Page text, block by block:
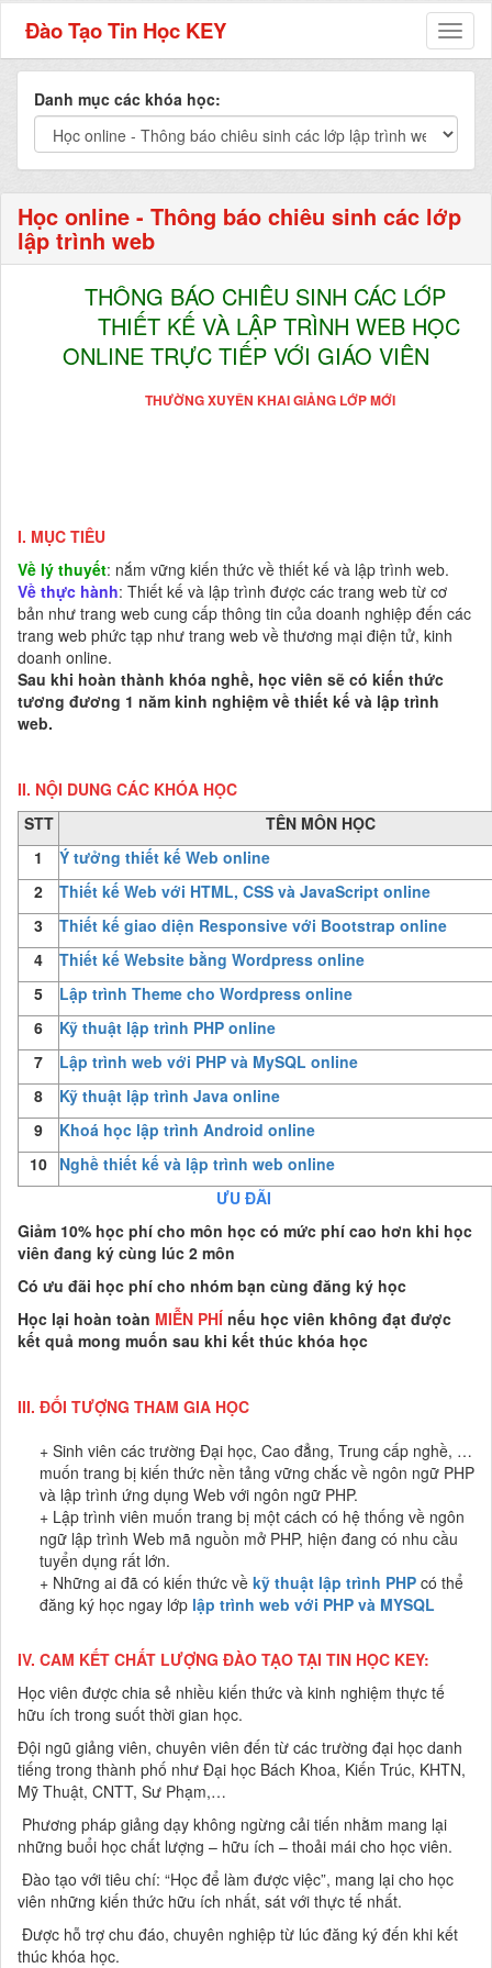
Đào Tạo Tin Học KEY
Danh mục các khóa học:
Học online - Thông báo chiêu sinh các lớp
lập trình web
THÔNG BÁO CHIÊU SINH CÁC LỚP
THIẾT KẾ VÀ LẬP TRÌNH WEB HỌC
ONLINE TRỰC TIẾP VỚI GIÁO VIÊN
THƯỜNG XUYÊN KHAI GIẢNG LỚP MỚI
I. MỤC TIÊU
Về lý thuyết: nắm vững kiến thức về thiết kế và lập trình web.
Về thực hành: Thiết kế và lập trình được các trang web từ cơ
bản như trang web cung cấp thông tin của doanh nghiệp đến các
trang web phức tạp như trang web về thương mại điện tử, kinh
doanh online.
Sau khi hoàn thành khóa nghề, học viên sẽ có kiến thức
tương đương 1 năm kinh nghiệm về thiết kế và lập trình
web.
II. NỘI DUNG CÁC KHÓA HỌC
STT
TÊN MÔN HỌC
1
Ý tưởng thiết kế Web online
2
Thiết kế Web với HTML, CSS và JavaScript online
3
Thiết kế giao diện Responsive với Bootstrap online
4
Thiết kế Website bằng Wordpress online
5
Lập trình Theme cho Wordpress online
6
Kỹ thuật lập trình PHP online
7
Lập trình web với PHP và MySQL online
8
Kỹ thuật lập trình Java online
9
Khoá học lập trình Android online
10 Nghề thiết kế và lập trình web online
ƯU ĐÃI
Giảm 10% học phí cho môn học có mức phí cao hơn khi học
viên đang ký cùng lúc 2 môn
Có ưu đãi học phí cho nhóm bạn cùng đăng ký học
Học lại hoàn toàn MIỄN PHÍ nếu học viên không đạt được
kết quả mong muốn sau khi kết thúc khóa học
III. ĐỐI TƯỢNG THAM GIA HỌC
+ Sinh viên các trường Đại học, Cao đẳng, Trung cấp nghề, …
muốn trang bị kiến thức nền tảng vững chắc về ngôn ngữ PHP
và lập trình ứng dụng Web với ngôn ngữ PHP.
+ Lập trình viên muốn trang bị một cách có hệ thống về ngôn
ngữ lập trình Web mã nguồn mở PHP, hiện đang có nhu cầu
tuyển dụng rất lớn.
+ Những ai đã có kiến thức về kỹ thuật lập trình PHP có thể
đăng ký học ngay lớp lập trình web với PHP và MYSQL
IV. CAM KẾT CHẤT LƯỢNG ĐÀO TẠO TẠI TIN HỌC KEY:
Học viên được chia sẻ nhiều kiến thức và kinh nghiệm thực tế
hữu ích trong suốt thời gian học.
Đội ngũ giảng viên, chuyên viên đến từ các trường đại học danh
tiếng trong thành phố như Đại học Bách Khoa, Kiến Trúc, KHTN,
Mỹ Thuật, CNTT, Sư Phạm,…
Phương pháp giảng dạy không ngừng cải tiến nhằm mang lại
những buổi học chất lượng – hữu ích – thoải mái cho học viên.
Đào tạo với tiêu chí: “Học để làm được việc”, mang lại cho học
viên những kiến thức hữu ích nhất, sát với thực tế nhất.
Được hỗ trợ chu đáo, chuyên nghiệp từ lúc đăng ký đến khi kết
thúc khóa học.